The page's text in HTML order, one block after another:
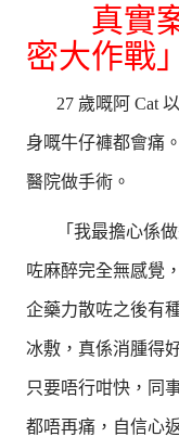
真實
密大作戰
27 歲嘅阿 Cat
身嘅牛仔褲都會痛
醫院做手術。
「我最擔心係
咗麻醉完全無感覺
企藥力散咗之後有
冰敷，真係消腫得
只要唔行咁快，同
都唔再痛，自信心